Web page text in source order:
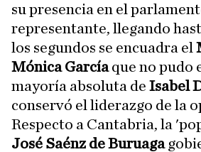
su presencia en el
representante, llegando
los segundos se encuadra el
Mónica Garcíaque no pudo
mayoría absoluta de Isabel
conservó el liderazgo de la
Respecto a Cantabria, la
José Saénz de Buruaga